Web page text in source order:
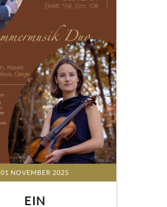
01 NOVEMBER 2025
EIN